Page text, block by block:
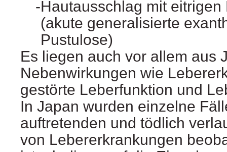
Hautausschlag mit
(akute generalisierte
Pustulose)
Es liegen auch vor allem aus
Nebenwirkungen wie
gestörte Leberfunktion und
In Japan wurden einzelne
auftretenden und tödlich
von Lebererkrankungen